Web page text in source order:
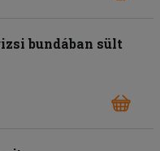
bundában sült